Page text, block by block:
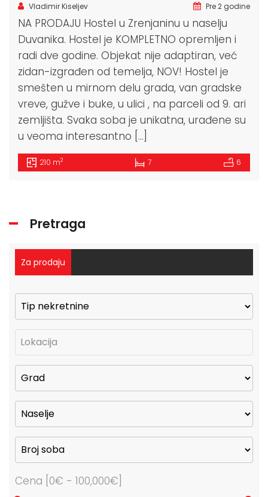
Vladimir Kiseljev
Pre 2 godine
NA PRODAJU Hostel u Zrenjaninu u naselju
Duvanika. Hostel je KOMPLETNO opremljen i
radi dve godine. Objekat nije adaptiran, već
zidan-izgrađen od temelja, NOV! Hostel je
smešten u mirnom delu grada, van gradske
vreve, gužve i buke, u ulici , na parceli od 9. ari
zemljišta. Svaka soba je unikatna, urađene su
u veoma interesantno […]
210 m2 7 6
Pretraga
Za prodaju
Cena [ 0€ - 100,000€